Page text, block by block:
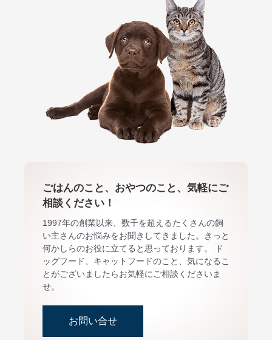
ごはんのこと、おやつのこと、気軽にご
相談ください！
1997年の創業以来、数千を超えるたくさんの飼
い主さんのお悩みをお聞きしてきました。きっと
何かしらのお役に立てると思っております。 ド
ッグフード、キャットフードのこと、気になるこ
とがございましたらお気軽にご相談くださいま
せ。
お問い合せ